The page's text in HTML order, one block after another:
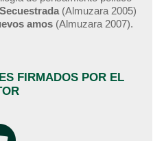
(Almuzara 2005)
amos (Almuzara 2007).
FIRMADOS POR EL